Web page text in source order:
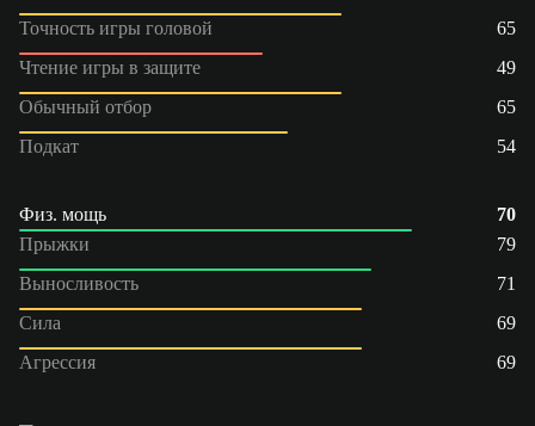
Точность игры головой
65
Чтение игры в защите
49
Обычный отбор
65
Подкат
54
Физ. мощь
70
Прыжки
79
Выносливость
71
Сила
69
Агрессия
69